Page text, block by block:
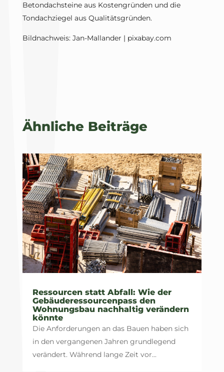
Betondachsteine aus Kostengründen und die
Tondachziegel aus Qualitätsgründen.
Bildnachweis: Jan-Mallander | pixabay.com
Ähnliche Beiträge
Ressourcen statt Abfall: Wie der
Gebäuderessourcenpass den
Wohnungsbau nachhaltig verändern
könnte
Die Anforderungen an das Bauen haben sich
in den vergangenen Jahren grundlegend
verändert. Während lange Zeit vor...